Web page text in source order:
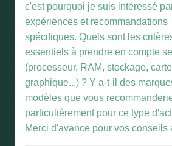
c'est pourquoi je suis intéressé
expériences et recommandations
spécifiques. Quels sont les
essentiels à prendre en compte
(processeur, RAM, stockage, carte
graphique...) ? Y a-t-il des
modèles que vous
particulièrement pour ce type
Merci d'avance pour vos conseils